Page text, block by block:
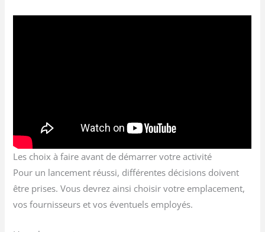
Les choix à faire avant de démarrer votre activité
Pour un lancement réussi, différentes décisions doivent
être prises. Vous devrez ainsi choisir votre emplacement,
vos fournisseurs et vos éventuels employés.